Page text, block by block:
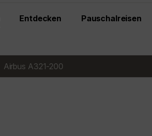
Entdecken Pauschalreisen
Airbus A321-200